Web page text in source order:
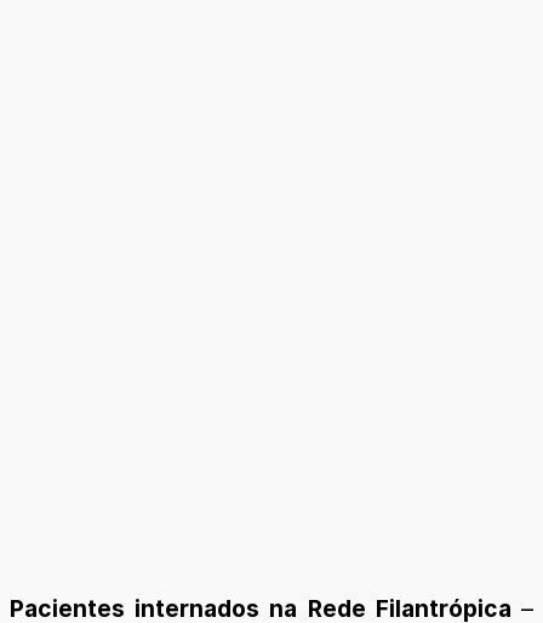
Pacientes internados na Rede Filantrópica –